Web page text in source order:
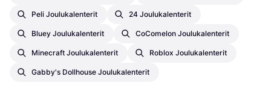
Peli Joulukalenterit 24 Joulukalenterit
Bluey Joulukalenterit CoComelon Joulukalenterit
Minecraft Joulukalenterit Roblox Joulukalenterit
Gabby's Dollhouse Joulukalenterit